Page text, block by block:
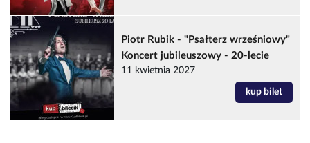
Piotr Rubik - "Psałterz wrześniowy"
Koncert jubileuszowy - 20-lecie
11 kwietnia 2027
kup bilet